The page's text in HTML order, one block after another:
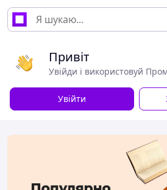
Привіт
Увійди і використовуй
Увійти